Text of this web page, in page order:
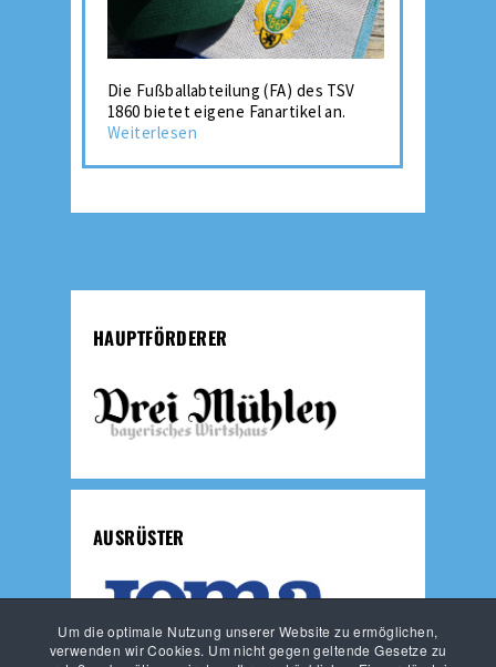
Um die optimale Nutzung unserer Website zu ermöglichen,
verwenden wir Cookies. Um nicht gegen geltende Gesetze zu
Die Fußballabteilung (FA) des TSV
1860 bietet eigene Fanartikel an.
Weiterlesen
HAUPTFÖRDERER
AUSRÜSTER